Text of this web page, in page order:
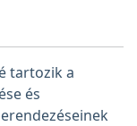
tartozik a
és